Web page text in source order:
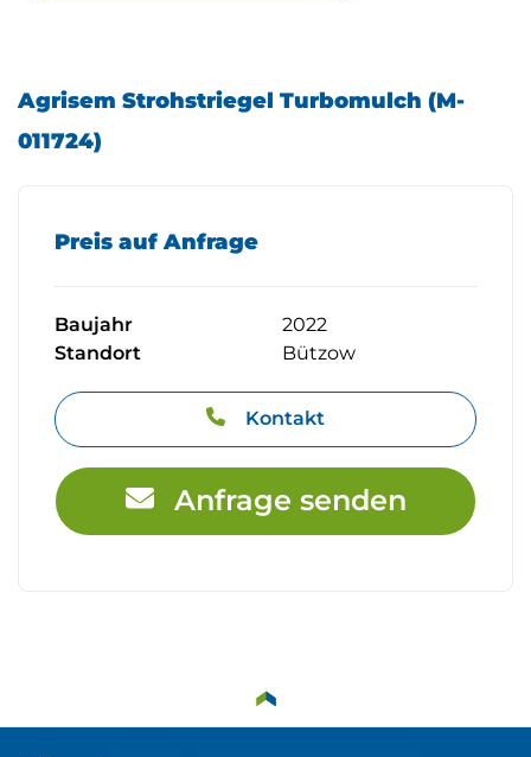
Agrisem Strohstriegel Turbomulch (M-
011724)
Preis auf Anfrage
Baujahr
2022
Standort
Bützow
Kontakt
Anfrage senden